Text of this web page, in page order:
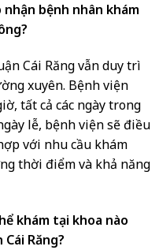
bệnh nhân khám
Cái Răng vẫn duy trì
xuyên. Bệnh viện
tất cả các ngày trong
lễ, bệnh viện sẽ điều
với nhu cầu khám
thời điểm và khả năng
khám tại khoa nào
Răng?